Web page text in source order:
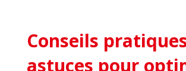
Conseils
astuces pour